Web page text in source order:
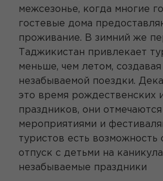
межсезонье, когда многие
гостевые дома
проживание. В зимний же
Таджикистан привлекает
меньше, чем летом,
незабываемой поездки.
это время рождественских
праздников, они
мероприятиями и
туристов есть возможность
отпуск с детьми на
незабываемые праздники